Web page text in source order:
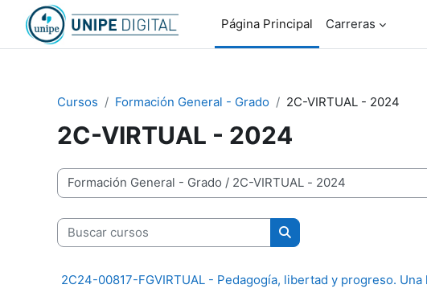
Salta al contenido principal
Página Principal
Carreras
Cursos Formación General - Grado 2C-VIRTUAL - 2024
2C-VIRTUAL - 2024
Categorías
Buscar cursos
Buscar cursos
2C24-00817-FGVIRTUAL - Pedagogía, libertad y progreso.